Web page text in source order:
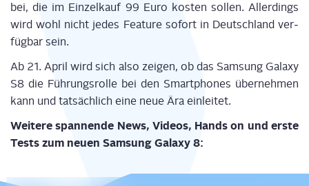
bei, die im Ein­zel­kauf 99 Euro kos­ten sol­len. Aller­dings
wird wohl nicht jedes Fea­ture sofort in Deutsch­land ver­
füg­bar sein.
Ab 21. April wird sich also zei­gen, ob das Sam­sung Gala­xy
S8 die Füh­rungs­rol­le bei den Smart­phones über­neh­men
kann und tat­säch­lich eine neue Ära einleitet.
Wei­te­re span­nen­de News, Vide­os, Hands on und ers­te
Tests zum neu­en Sam­sung Gala­xy 8: